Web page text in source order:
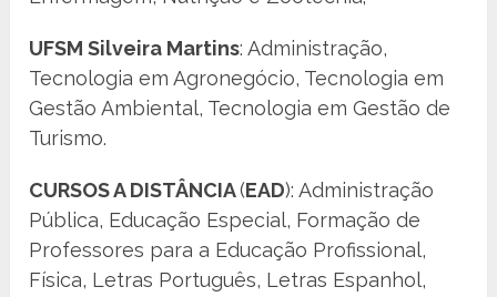
UFSM Silveira Martins: Administração,
Tecnologia em Agronegócio, Tecnologia em
Gestão Ambiental, Tecnologia em Gestão de
Turismo.
CURSOS A DISTÂNCIA(EAD): Administração
Pública, Educação Especial, Formação de
Professores para a Educação Profissional,
Física, Letras Português, Letras Espanhol,